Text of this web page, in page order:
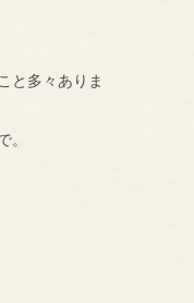
と多々ありま
。